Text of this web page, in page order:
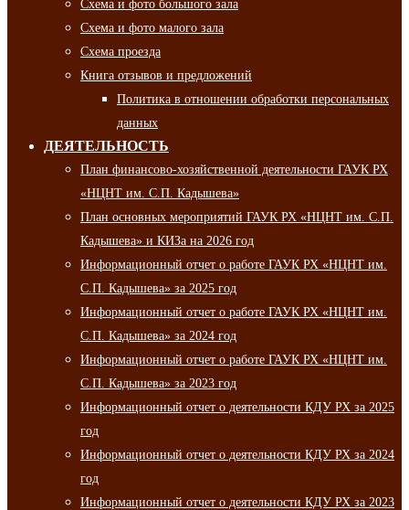
Схема и фото большого зала
Схема и фото малого зала
Схема проезда
Книга отзывов и предложений
Политика в отношении обработки персональных
данных
ДЕЯТЕЛЬНОСТЬ
План финансово-хозяйственной деятельности ГАУК РХ
«НЦНТ им. С.П. Кадышева»
План основных мероприятий ГАУК РХ «НЦНТ им. С.П.
Кадышева» и КИЗа на 2026 год
Информационный отчет о работе ГАУК РХ «НЦНТ им.
С.П. Кадышева» за 2025 год
Информационный отчет о работе ГАУК РХ «НЦНТ им.
С.П. Кадышева» за 2024 год
Информационный отчет о работе ГАУК РХ «НЦНТ им.
С.П. Кадышева» за 2023 год
Информационный отчет о деятельности КДУ РХ за 2025
год
Информационный отчет о деятельности КДУ РХ за 2024
год
Информационный отчет о деятельности КДУ РХ за 2023